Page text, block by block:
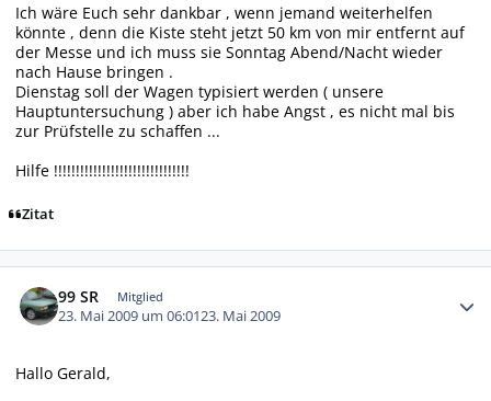
Ich wäre Euch sehr dankbar , wenn jemand weiterhelfen
könnte , denn die Kiste steht jetzt 50 km von mir entfernt auf
der Messe und ich muss sie Sonntag Abend/Nacht wieder
nach Hause bringen .
Dienstag soll der Wagen typisiert werden ( unsere
Hauptuntersuchung ) aber ich habe Angst , es nicht mal bis
zur Prüfstelle zu schaffen ...
Hilfe !!!!!!!!!!!!!!!!!!!!!!!!!!!!!!!
Zitat
99 SR Mitglied
23. Mai 2009 um 06:0123. Mai 2009
Hallo Gerald,